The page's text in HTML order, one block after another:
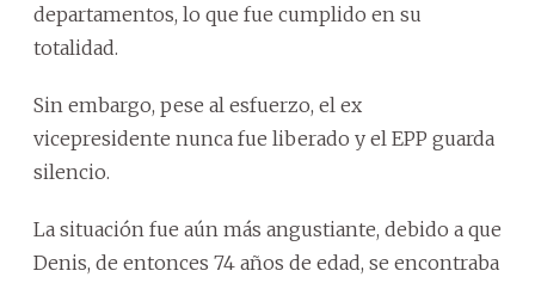
departamentos, lo que fue cumplido en su
totalidad.
Sin embargo, pese al esfuerzo, el ex
vicepresidente nunca fue liberado y el EPP guarda
silencio.
La situación fue aún más angustiante, debido a que
Denis, de entonces 74 años de edad, se encontraba